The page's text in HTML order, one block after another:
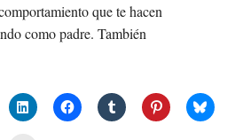
que te hacen
como padre. También